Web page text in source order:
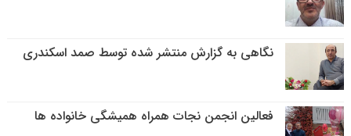
نگاهی به گزارش منتشر شده توسط صمد اسکندری
فعالین انجمن نجات همراه همیشگی خانواده ها